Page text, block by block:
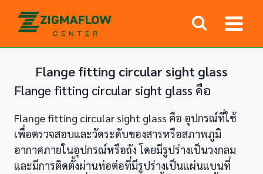
content
Flange fitting circular sight glass
Flange fitting circular sight glass คือ
Flange fitting circular sight glass คือ อุปกรณ์ที่ใช้
เพื่อตรวจสอบและวัดระดับของสารหรือสภาพภูมิ
อากาศภายในอุปกรณ์หรือถัง โดยมีรูปร่างเป็นวงกลม
และมีการติดตั้งผ่านท่อต่อที่มีรูปร่างเป็นแผ่นแบนที่